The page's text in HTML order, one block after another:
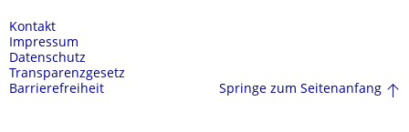
Kontakt
Impressum
Datenschutz
Transparenzgesetz
Barrierefreiheit
Springe zum Seitenanfang